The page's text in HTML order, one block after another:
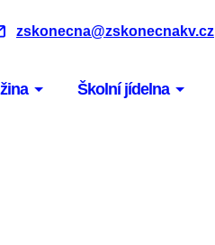
zskonecna@zskonecnakv.cz
Školní jídelna